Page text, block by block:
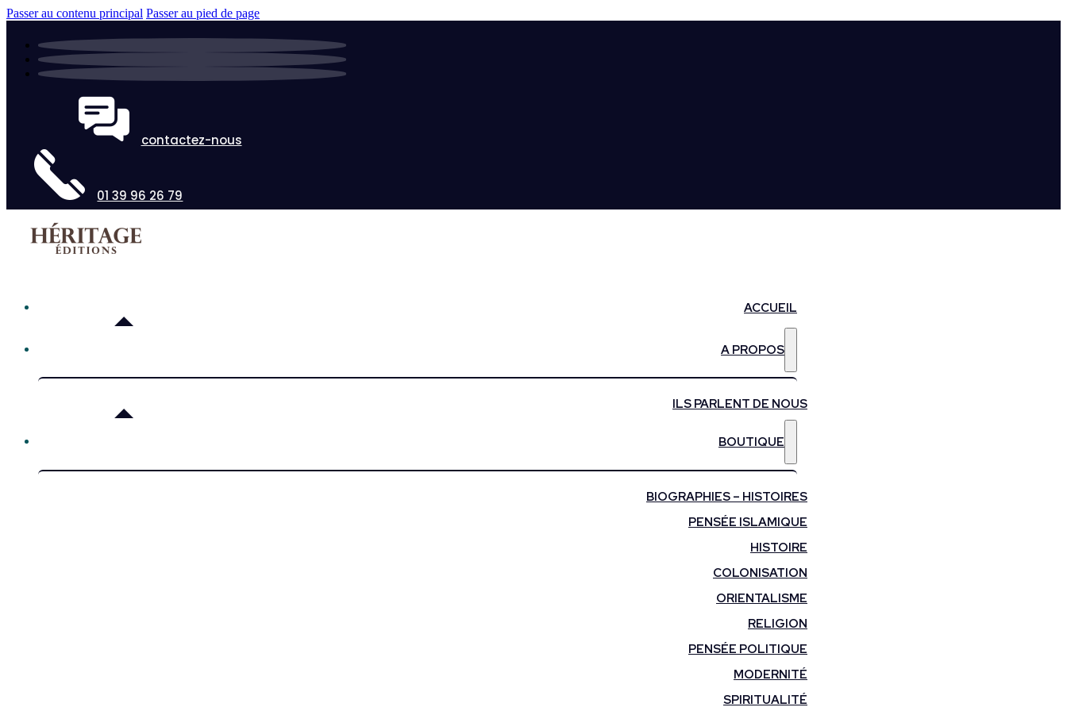
Passer au contenu principal Passer au pied de page
contactez-nous
01 39 96 26 79
ACCUEIL
A PROPOS
ILS PARLENT DE NOUS
BOUTIQUE
BIOGRAPHIES – HISTOIRES
PENSÉE ISLAMIQUE
HISTOIRE
COLONISATION
ORIENTALISME
RELIGION
PENSÉE POLITIQUE
MODERNITÉ
SPIRITUALITÉ